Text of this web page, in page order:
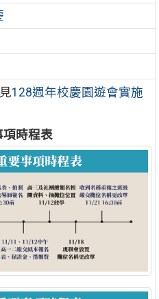
128週年校慶園遊會實施
項時程表